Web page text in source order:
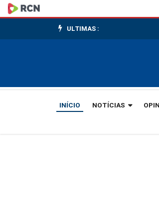
Rua
de
decorada
ULTIMAS :
INÍCIO NOTÍCIAS